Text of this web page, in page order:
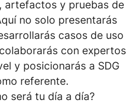
artefactos y pruebas de
no solo presentarás
casos de uso
con expertos
y posicionarás a SDG
referente.
será tu día a día?